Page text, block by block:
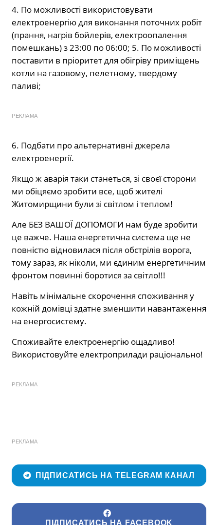
4. По можливості використовувати
електроенергію для виконання поточних робіт
(прання, нагрів бойлерів, електроопалення
помешкань) з 23:00 по 06:00; 5. По можливості
поставити в пріоритет для обігріву приміщень
котли на газовому, пелетному, твердому
паливі;
РЕКЛАМА
6. Подбати про альтернативні джерела
електроенергії.
Якщо ж аварія таки станеться, зі своєї сторони
ми обіцяємо зробити все, щоб жителі
Житомирщини були зі світлом і теплом!
Але БЕЗ ВАШОЇ ДОПОМОГИ нам буде зробити
це важче. Наша енергетична система ще не
повністю відновилася після обстрілів ворога,
тому зараз, як ніколи, ми єдиним енергетичним
фронтом повинні боротися за світло!!!
Навіть мінімальне скорочення споживання у
кожній домівці здатне зменшити навантаження
на енергосистему.
Споживайте електроенергію ощадливо!
Використовуйте електроприлади раціонально!
РЕКЛАМА
РЕКЛАМА
ПІДПИСАТИСЬ НА TELEGRAM КАНАЛ
ПІДПИСАТИСЬ НА FACEBOOK